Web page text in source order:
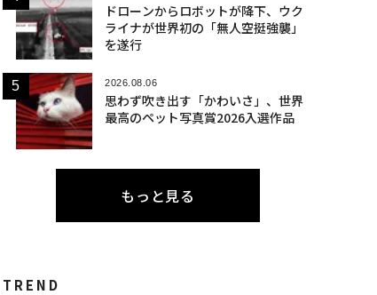
ドローンからロボットが降下、ウク
ライナが世界初の「無人空挺強襲」
を遂行
2026.08.06
思わず吹き出す「かわいさ」、世界
最高のペット写真賞2026入選作品
もっと見る
TREND